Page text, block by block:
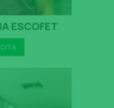
ESCOFET